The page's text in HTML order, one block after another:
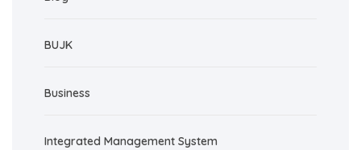
BUJK
Business
Integrated Management System